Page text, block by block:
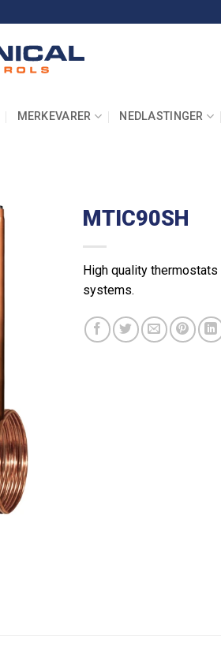
MERKEVARER NEDLASTINGER
MTIC90SH
High quality
systems.